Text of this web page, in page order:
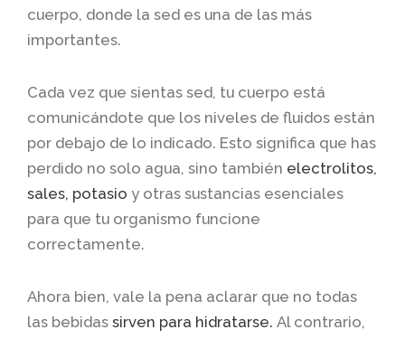
cuerpo, donde la sed es una de las más
importantes.
Cada vez que sientas sed, tu cuerpo está
comunicándote que los niveles de fluidos están
por debajo de lo indicado. Esto significa que has
perdido no solo agua, sino también electrolitos,
sales, potasio y otras sustancias esenciales
para que tu organismo funcione
correctamente.
Ahora bien, vale la pena aclarar que no todas
las bebidas sirven para hidratarse. Al contrario,